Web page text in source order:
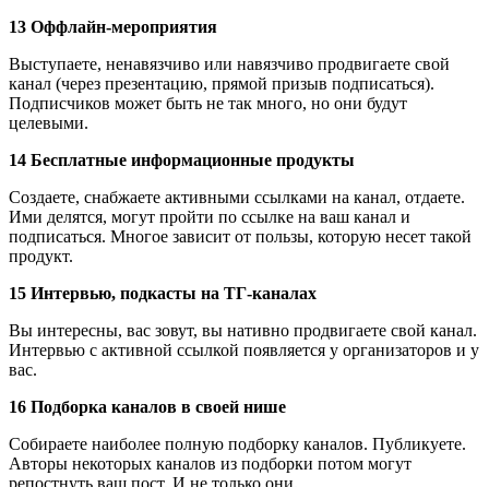
13 Оффлайн-мероприятия
Выступаете, ненавязчиво или навязчиво продвигаете свой
канал (через презентацию, прямой призыв подписаться).
Подписчиков может быть не так много, но они будут
целевыми.
14 Бесплатные информационные продукты
Создаете, снабжаете активными ссылками на канал, отдаете.
Ими делятся, могут пройти по ссылке на ваш канал и
подписаться. Многое зависит от пользы, которую несет такой
продукт.
15 Интервью, подкасты на ТГ-каналах
Вы интересны, вас зовут, вы нативно продвигаете свой канал.
Интервью с активной ссылкой появляется у организаторов и у
вас.
16 Подборка каналов в своей нише
Собираете наиболее полную подборку каналов. Публикуете.
Авторы некоторых каналов из подборки потом могут
репостнуть ваш пост. И не только они.